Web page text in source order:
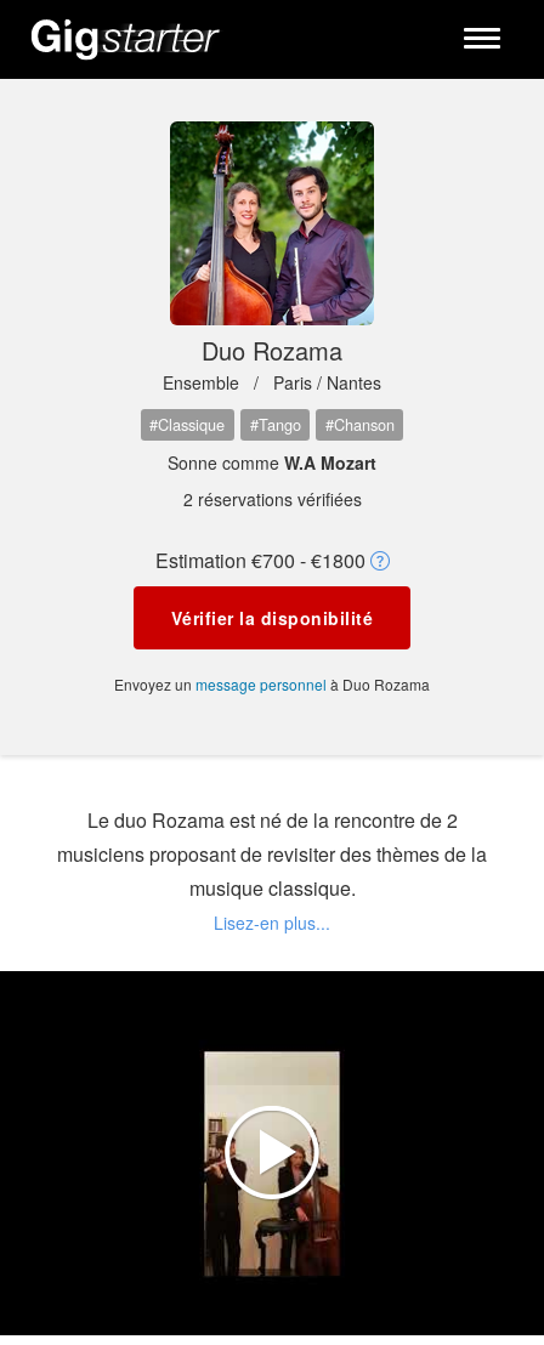
Toggle
Duo Rozama
Ensemble / Paris / Nantes
#Classique #Tango #Chanson
Sonne comme W.A Mozart
2 réservations vérifiées
Estimation €700 - €1800
Vérifier la disponibilité
Envoyez un message personnel à Duo Rozama
Le duo Rozama est né de la rencontre de 2
musiciens proposant de revisiter des thèmes de la
musique classique.
Ce duo composé d'une contrebasse et d'une flûte
baroque au style romantique à travers des
arrangements originaux.
Le duo Rozama interprète aussi des chansons
françaises, du tango argentin.